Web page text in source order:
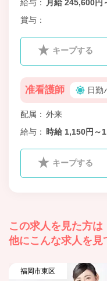
給与
月給 245,600円
賞与
キープする
准看護師 日勤
配属
外来
給与
時給 1,150円～
キープする
この求人を見た方は
他にこんな求人を見
福岡市東区